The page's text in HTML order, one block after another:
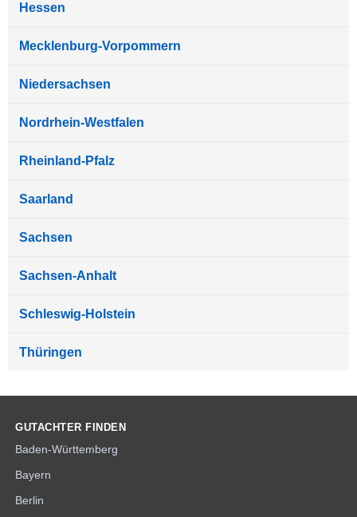
Hessen
Mecklenburg-Vorpommern
Niedersachsen
Nordrhein-Westfalen
Rheinland-Pfalz
Saarland
Sachsen
Sachsen-Anhalt
Schleswig-Holstein
Thüringen
GUTACHTER FINDEN
Baden-Württemberg
Bayern
Berlin